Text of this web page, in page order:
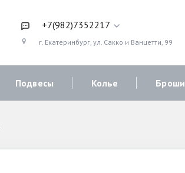
+7(982)7352217
г. Екатеринбург, ул. Сакко и Ванцетти, 99
Подвесы Колье Броши